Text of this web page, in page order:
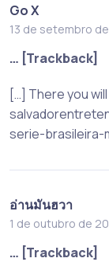
Go X
13 de setembro
… [Trackback]
[…] There you
serie-brasileira-
อ่านมันฮวา
1 de outubro de
… [Trackback]